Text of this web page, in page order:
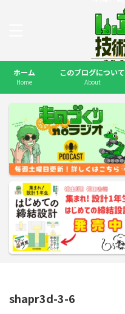
ホーム
Home
このブログについて
About
shapr3d-3-6